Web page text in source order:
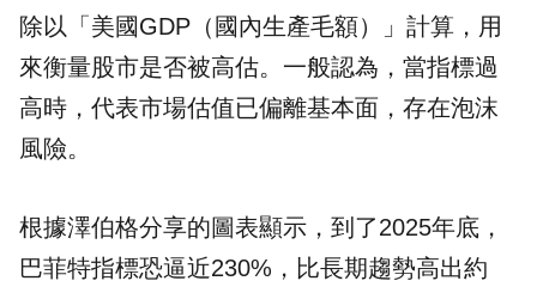
除以「美國GDP（國內生產毛額）」計算，用
來衡量股市是否被高估。一般認為，當指標過
高時，代表市場估值已偏離基本面，存在泡沫
風險。
根據澤伯格分享的圖表顯示，到了2025年底，
巴菲特指標恐逼近230%，比長期趨勢高出約